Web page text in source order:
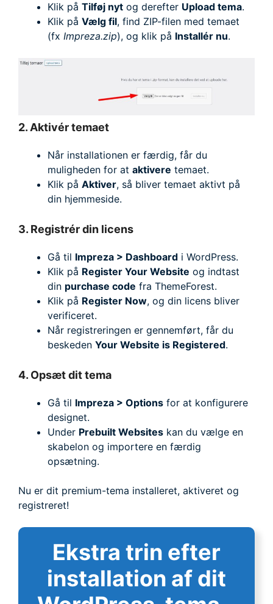
Klik på Tilføj nyt og derefter Upload tema.
Klik på Vælg fil, find ZIP-filen med temaet
(fx Impreza.zip), og klik på Installér nu.
2. Aktivér temaet
Når installationen er færdig, får du
muligheden for at aktivere temaet.
Klik på Aktiver, så bliver temaet aktivt på
din hjemmeside.
3. Registrér din licens
Gå til Impreza > Dashboard i WordPress.
Klik på Register Your Website og indtast
din purchase code fra ThemeForest.
Klik på Register Now, og din licens bliver
verificeret.
Når registreringen er gennemført, får du
beskeden Your Website is Registered.
4. Opsæt dit tema
Gå til Impreza > Options for at konfigurere
designet.
Under Prebuilt Websites kan du vælge en
skabelon og importere en færdig
opsætning.
Nu er dit premium-tema installeret, aktiveret og
registreret!
Ekstra trin efter
installation af dit